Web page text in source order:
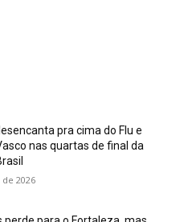
pra cima do Flu e
nas quartas de final da
2026